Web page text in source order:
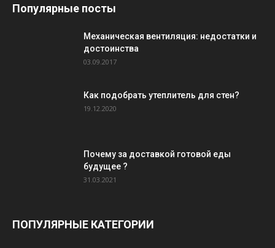
Популярные посты
Механическая вентиляция: недостатки и
достоинства
03.09.2017
Как подобрать утеплитель для стен?
19.12.2020
Почему за доставкой готовой еды
будущее ?
31.03.2021
ПОПУЛЯРНЫЕ КАТЕГОРИИ